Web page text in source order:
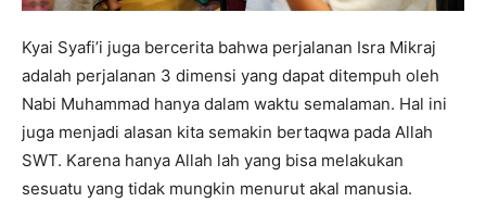
Kyai Syafi’i juga bercerita bahwa perjalanan Isra Mikraj
adalah perjalanan 3 dimensi yang dapat ditempuh oleh
Nabi Muhammad hanya dalam waktu semalaman. Hal ini
juga menjadi alasan kita semakin bertaqwa pada Allah
SWT. Karena hanya Allah lah yang bisa melakukan
sesuatu yang tidak mungkin menurut akal manusia.